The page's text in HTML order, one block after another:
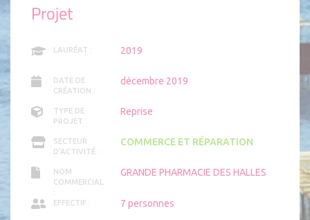
Projet
LAURÉAT : 2019
DATE DE
CRÉATION :
décembre 2019
TYPE DE
PROJET :
Reprise
SECTEUR
D'ACTIVITÉ :
COMMERCE ET RÉPARATION
NOM
COMMERCIAL
:
GRANDE PHARMACIE DES HALLES
EFFECTIF : 7 personnes